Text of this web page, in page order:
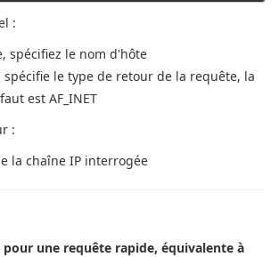
:
spécifiez le nom d'hôte
spécifie le type de retour de la requête, la
est AF_INET
:
la chaîne IP interrogée
une requête rapide, équivalente à